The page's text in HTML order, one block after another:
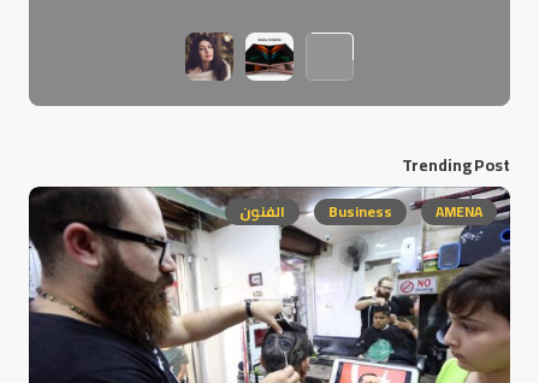
Trending Post
AMENA
Business الفنون